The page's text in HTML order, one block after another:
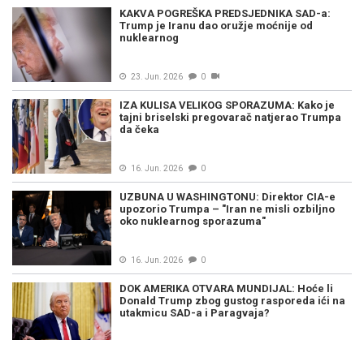
KAKVA POGREŠKA PREDSJEDNIKA SAD-a:
Trump je Iranu dao oružje moćnije od
nuklearnog
23. Jun. 2026 0
IZA KULISA VELIKOG SPORAZUMA: Kako je
tajni briselski pregovarač natjerao Trumpa
da čeka
16. Jun. 2026 0
UZBUNA U WASHINGTONU: Direktor CIA-e
upozorio Trumpa – "Iran ne misli ozbiljno
oko nuklearnog sporazuma"
16. Jun. 2026 0
DOK AMERIKA OTVARA MUNDIJAL: Hoće li
Donald Trump zbog gustog rasporeda ići na
utakmicu SAD-a i Paragvaja?